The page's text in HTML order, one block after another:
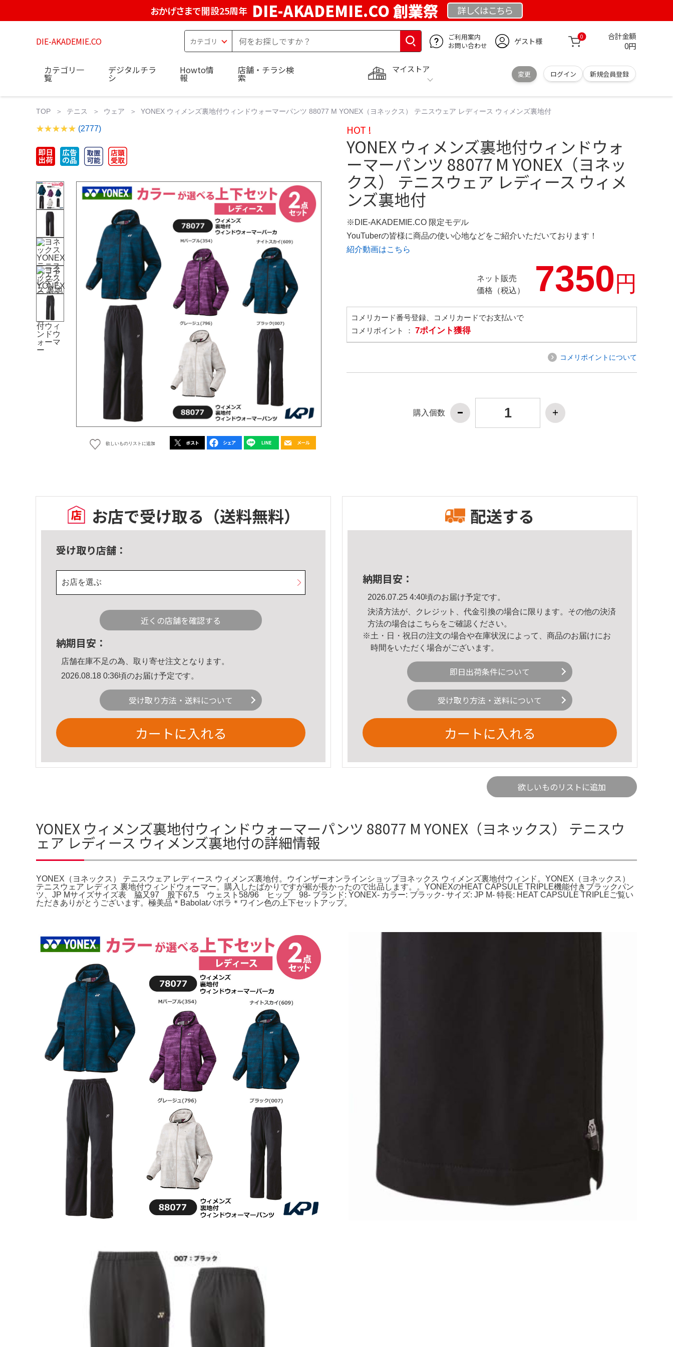
おかげさまで開設25周年 DIE-AKADEMIE.CO 創業祭 詳しくはこちら
DIE-AKADEMIE.CO
ご利用案内
お問い合わせ
ゲスト様 0 合計金額
0円
マイストア
変更 ログイン 新規会員登録
カテゴリ一
覧
デジタルチラ
シ
Howto情
報
店舗・チラシ検
索
TOP テニス ウェア YONEX ウィメンズ裏地付ウィンドウォーマーパンツ 88077 M YONEX（ヨネックス） テニスウェア レディース ウィメンズ裏地付
(2777)
欲しいものリストに追加
HOT !
YONEX ウィメンズ裏地付ウィンドウォ
ーマーパンツ 88077 M YONEX（ヨネッ
クス） テニスウェア レディース ウィメ
ンズ裏地付
※DIE-AKADEMIE.CO 限定モデル
YouTuberの皆様に商品の使い心地などをご紹介いただいております！
紹介動画はこちら
ネット販売
価格（税込）
7350円
コメリカード番号登録、コメリカードでお支払いで
コメリポイント ： 7ポイント獲得
コメリポイントについて
購入個数
お店で受け取る （送料無料）
受け取り店舗：
お店を選ぶ
近くの店舗を確認する
納期目安：
店舗在庫不足の為、取り寄せ注文となります。
2026.08.18 0:36頃のお届け予定です。
受け取り方法・送料について
カートに入れる
配送する
納期目安：
2026.07.25 4:40頃のお届け予定です。
決済方法が、クレジット、代金引換の場合に限ります。その他の決済
方法の場合はこちら をご確認ください。
※土・日・祝日の注文の場合や在庫状況によって、商品のお届けにお
時間をいただく場合がございます。
即日出荷条件について
受け取り方法・送料について
カートに入れる
欲しいものリストに追加
YONEX ウィメンズ裏地付ウィンドウォーマーパンツ 88077 M YONEX（ヨネックス） テニスウ
ェア レディース ウィメンズ裏地付の詳細情報
YONEX（ヨネックス） テニスウェア レディース ウィメンズ裏地付。ウインザーオンラインショップヨネックス ウィメンズ裏地付ウィンド。YONEX（ヨネックス）
テニスウェア レディス 裏地付ウィンドウォーマー。購入したばかりですが裾が長かったので出品します。。YONEXのHEAT CAPSULE TRIPLE機能付きブラックパン
ツ、JP Mサイズサイズ表 脇又97 股下67.5 ウェスト58/96 ヒップ 98- ブランド: YONEX- カラー: ブラック- サイズ: JP M- 特長: HEAT CAPSULE TRIPLEご覧い
ただきありがとうございます。極美品＊Babolatバボラ＊ワイン色の上下セットアップ。